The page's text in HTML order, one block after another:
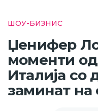
ШОУ-БИЗНИС
Џенифер
моменти
Италија со
заминат на